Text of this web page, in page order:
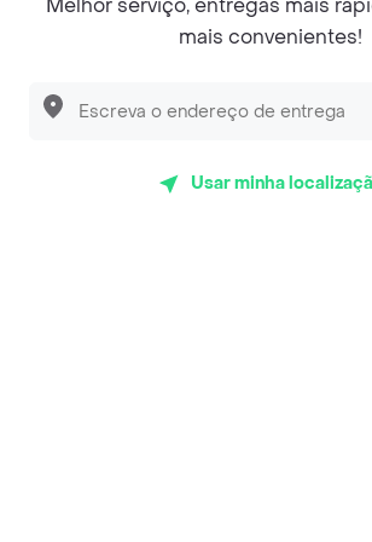
© Copyright 2024 - Todos os direitos
empresa com sede social na R Haddock
Melhor serviço, entregas mais
mais convenientes!
Usar minha